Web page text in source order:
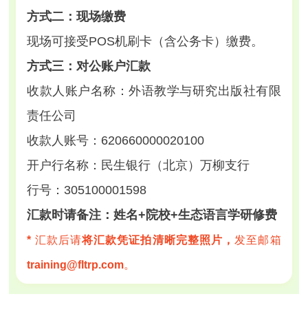
方式二：现场缴费
现场可接受POS机刷卡（含公务卡）缴费。
方式三：对公账户汇款
收款人账户名称：外语教学与研究出版社有限
责任公司
收款人账号：620660000020100
开户行名称：民生银行（北京）万柳支行
行号：305100001598
汇款时请备注：姓名+院校+生态语言学研修费
* 汇款后请将汇款凭证拍清晰完整照片， 发至邮箱
training@fltrp.com。